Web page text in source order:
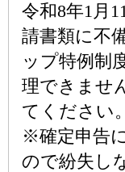
令和8年1月
請書類に不
ップ特例制
理できませ
てください。
※確定申告
ので紛失し